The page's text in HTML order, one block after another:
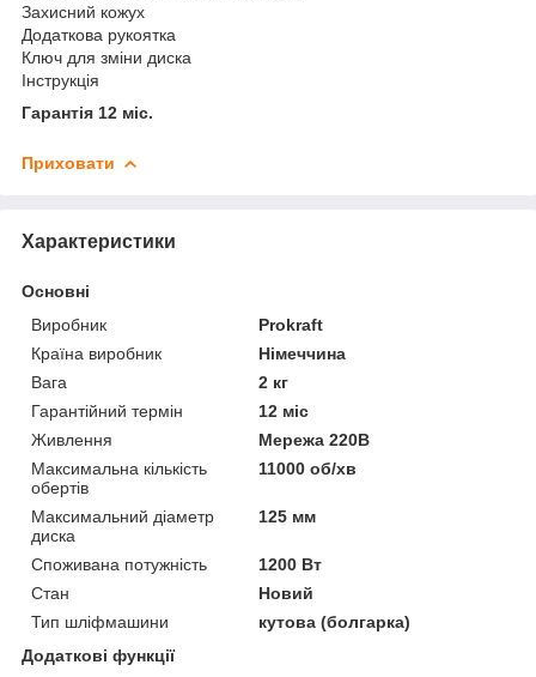
Захисний кожух
Додаткова рукоятка
Ключ для зміни диска
Інструкція
Гарантія 12 міс.
Приховати
Характеристики
Основні
Виробник
Prokraft
Країна виробник
Німеччина
Вага
2 кг
Гарантійний термін
12 міс
Живлення
Мережа 220В
Максимальна кількість
обертів
11000 об/хв
Максимальний діаметр
диска
125 мм
Споживана потужність
1200 Вт
Стан
Новий
Тип шліфмашини
кутова (болгарка)
Додаткові функції